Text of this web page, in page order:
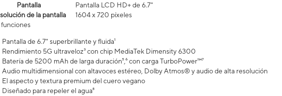
Pantalla
Pantalla LCD HD+ de 6.7"
de la pantalla
1604 x 720 píxeles
Pantalla de 6.7" superbrillante y fluida¹
Rendimiento 5G ultraveloz³ con chip MediaTek Dimensity 6300
Batería de 5200 mAh de larga duración⁵,⁶ con carga TurboPower™⁷
Audio multidimensional con altavoces estéreo, Dolby Atmos® y audio de alta resolución
El aspecto y textura premium del cuero vegano
Diseñado para repeler el agua⁸